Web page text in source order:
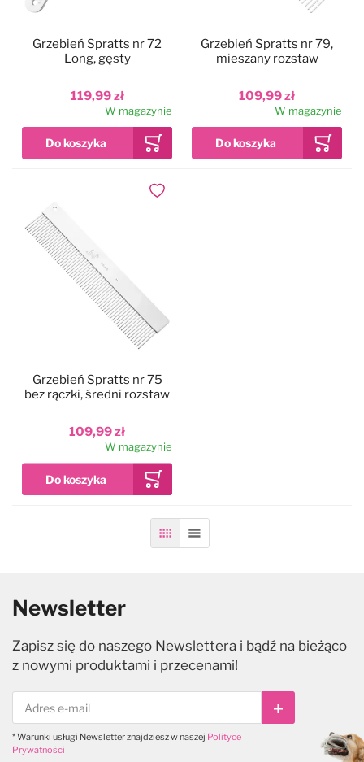
119,99 zł
Grzebień Spratts nr 72
Long, gęsty
W magazynie
109,99 zł
Grzebień Spratts nr 79,
mieszany rozstaw
W magazynie
109,99 zł
Grzebień Spratts nr 75
bez rączki, średni rozstaw
W magazynie
Dodaj do ulubionych
SiatkaLista
Newsletter
Zapisz się do naszego Newslettera i bądź na bieżąco
z nowymi produktami i przecenami!
Subskrybuj
* Warunki usługi Newsletter znajdziesz w naszej Polityce
Prywatności